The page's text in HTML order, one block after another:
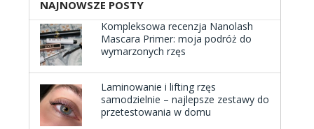
NAJNOWSZE POSTY
Kompleksowa recenzja Nanolash
Mascara Primer: moja podróż do
wymarzonych rzęs
Laminowanie i lifting rzęs
samodzielnie – najlepsze zestawy do
przetestowania w domu